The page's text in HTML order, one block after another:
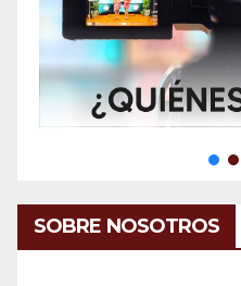
SOBRE NOSOTROS